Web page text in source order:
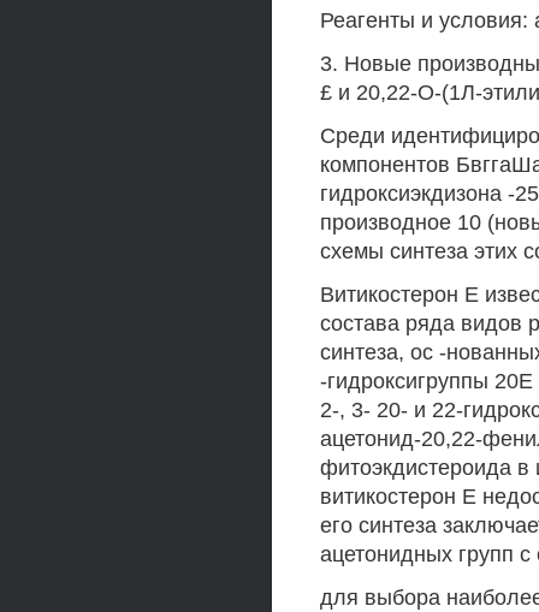
Реагенты и
3. Новые
£ и 20,22-О-(1Л-
Среди
компонентов
гидроксиэкдизона -
производное 10
схемы синтеза этих
Витикостерон Е
состава ряда видов
синтеза, ос -
-гидроксигруппы
2-, 3- 20- и 22-
ацетонид-20,22-
фитоэкдистероида
витикостерон Е
его синтеза
ацетонидных групп
для выбора